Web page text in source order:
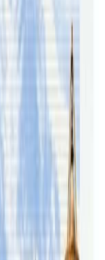
तपाईंको कुनै
निम्न ईमेलमा
पत्रकारिता गर्न